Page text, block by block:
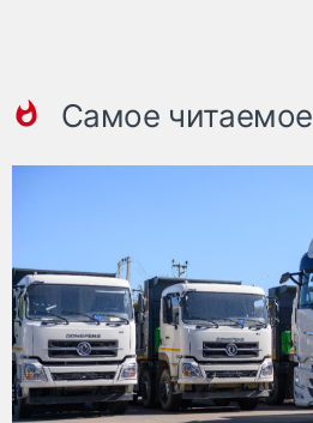
Самое читаемое